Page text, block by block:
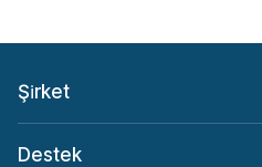
Şi̇rket
Destek